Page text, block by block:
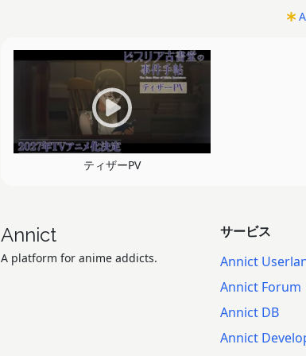
ティザーPV
Annict
A platform for anime addicts.
サービス
Annict
Annict Forum
Annict DB
Annict